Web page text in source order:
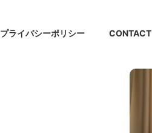
プライバシーポリシー CONTACT